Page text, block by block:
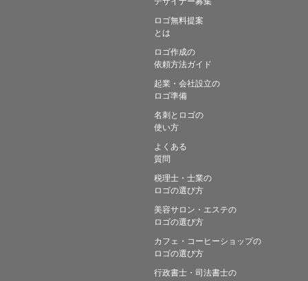
ロゴ無料提案
とは
ロゴ作成の
依頼方法ガイド
起業・会社設立の
ロゴ準備
名刺とロゴの
使い方
よくある
質問
税理士・士業の
ロゴの選び方
美容サロン・エステの
ロゴの選び方
カフェ・コーヒーショップの
ロゴの選び方
行政書士・司法書士の